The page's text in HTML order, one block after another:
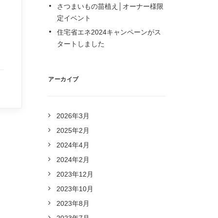
さつまいもの苗植え│オーナー様限
定イベント
住宅省エネ2024キャンペーンがス
タートしました
アーカイブ
2026年3月
2025年2月
2024年4月
2024年2月
2023年12月
2023年10月
2023年8月